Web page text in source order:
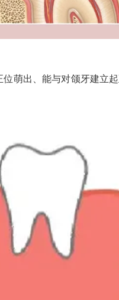
萌出、能与对颌牙建立